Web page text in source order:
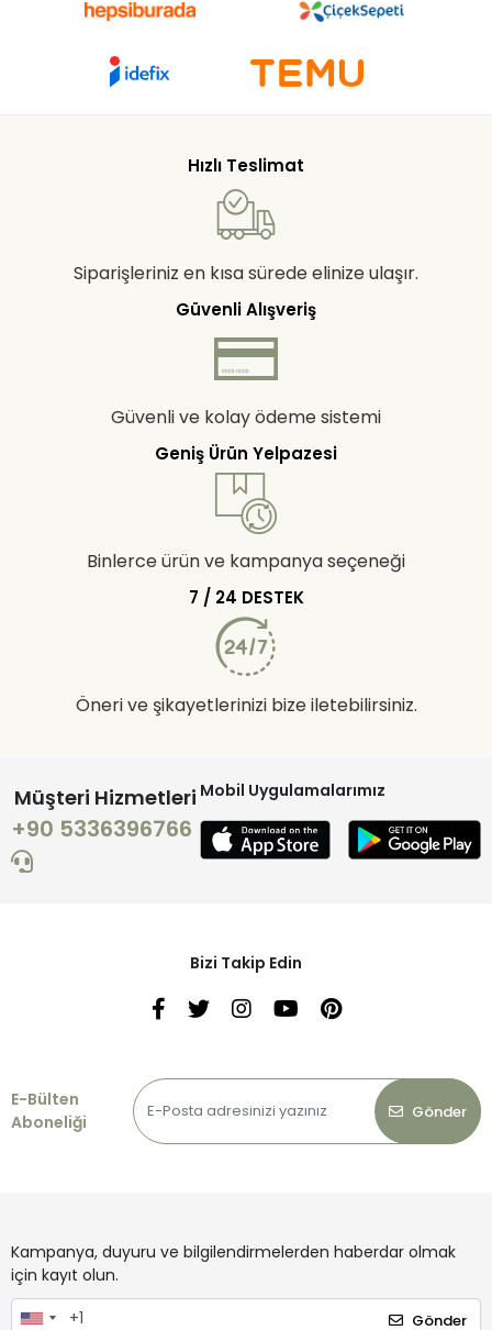
Hızlı Teslimat
Siparişleriniz en kısa sürede elinize ulaşır.
Güvenli Alışveriş
Güvenli ve kolay ödeme sistemi
Geniş Ürün Yelpazesi
Binlerce ürün ve kampanya seçeneği
7 / 24 DESTEK
Öneri ve şikayetlerinizi bize iletebilirsiniz.
Müşteri Hizmetleri
+90 5336396766
Mobil Uygulamalarımız
Bizi Takip Edin
E-Bülten
Aboneliği
Gönder
Kampanya, duyuru ve bilgilendirmelerden haberdar olmak
için kayıt olun.
Gönder